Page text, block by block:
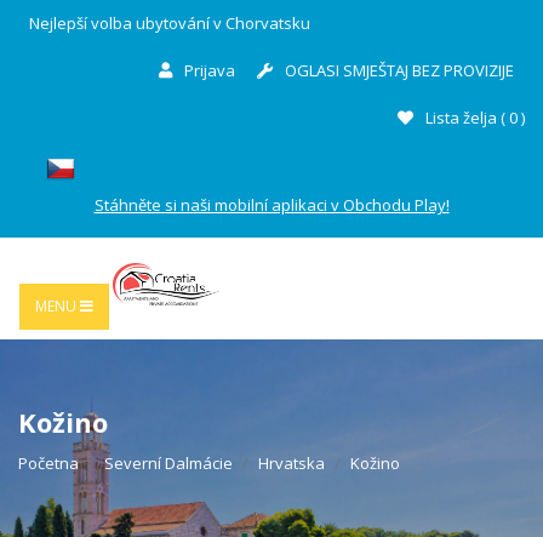
Nejlepší volba ubytování v Chorvatsku
Prijava OGLASI SMJEŠTAJ BEZ PROVIZIJE
Lista želja (0)
Stáhněte si naši mobilní aplikaci v Obchodu Play!
MENU
Kožino
Početna Severní Dalmácie Hrvatska Kožino